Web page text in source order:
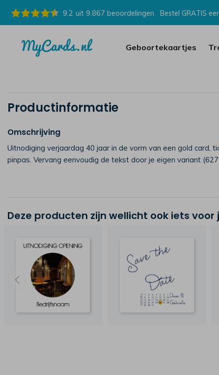
9.2 uit 9.867 beoordelingen Bestel GRATIS
Geboortekaartjes
Productinformatie
Omschrijving
Uitnodiging verjaardag 40 jaar in de vorm van een gold card,
pinpas. Vervang eenvoudig de tekst door je eigen variant
Deze producten zijn wellicht ook iets voor